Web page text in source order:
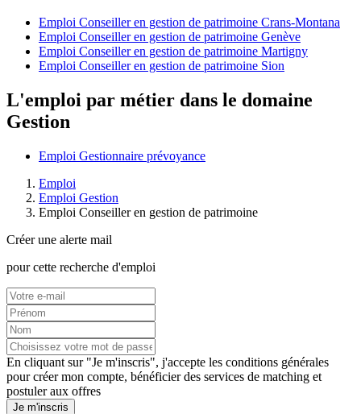
Emploi Conseiller en gestion de patrimoine Crans-Montana
Emploi Conseiller en gestion de patrimoine Genève
Emploi Conseiller en gestion de patrimoine Martigny
Emploi Conseiller en gestion de patrimoine Sion
L'emploi par métier dans le domaine
Gestion
Emploi Gestionnaire prévoyance
Emploi
Emploi Gestion
Emploi Conseiller en gestion de patrimoine
Créer une alerte mail
pour cette recherche d'emploi
En cliquant sur "Je m'inscris", j'accepte les conditions générales
pour créer mon compte, bénéficier des services de matching et
postuler aux offres
Je m'inscris